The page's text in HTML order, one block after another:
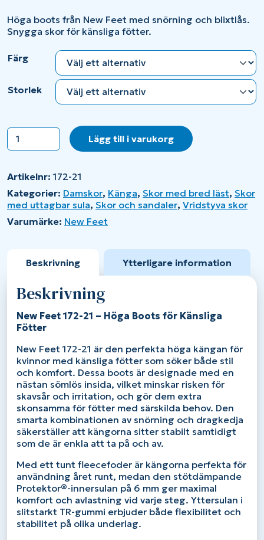
Höga boots från New Feet med snörning och blixtlås.
Snygga skor för känsliga fötter.
Färg
Storlek
New
Feet
mängd
Lägg till i varukorg
Artikelnr:172-21
Kategorier: Damskor, Känga, Skor med bred läst, Skor
med uttagbar sula, Skor och sandaler, Vridstyva skor
Varumärke: New Feet
Beskrivning Ytterligare information
Beskrivning
New Feet 172-21 – Höga Boots för Känsliga
Fötter
New Feet 172-21 är den perfekta höga kängan för
kvinnor med känsliga fötter som söker både stil
och komfort. Dessa boots är designade med en
nästan sömlös insida, vilket minskar risken för
skavsår och irritation, och gör dem extra
skonsamma för fötter med särskilda behov. Den
smarta kombinationen av snörning och dragkedja
säkerställer att kängorna sitter stabilt samtidigt
som de är enkla att ta på och av.
Med ett tunt fleecefoder är kängorna perfekta för
användning året runt, medan den stötdämpande
Protektor®-innersulan på 6 mm ger maximal
komfort och avlastning vid varje steg. Yttersulan i
slitstarkt TR-gummi erbjuder både flexibilitet och
stabilitet på olika underlag.